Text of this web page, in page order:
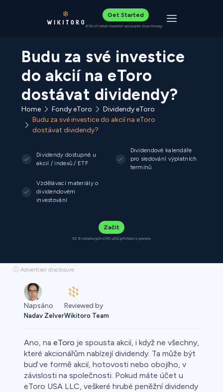
Get Started
61% of retail investor accounts lose money Toggle
Budu za své investice
do akcií na eToro
dostávat dividendy?
Home Fondy eToro
Dividendy eToro
Budu za své investice do akcií na eToro
dostávat dividendy?
Dividendy dostupné u
akcií / indexů / ETF
Dividendové kalendáře
pro sledování výplatních
termínů
Vzdělávací materiály o
dividendovém
investování
Začít
52 % retailových CFD účtů přichází o peníze.
ⓘ Advertiser disclosure
Napsáno
Nadav Zelver
Reviewed by
Wikitoro Team
Ano, na eToro je spousta akcií, i když ne všechny,
které akcionářům nabízejí dividendy. Ta může být
buď ve formě akcií, hotovosti nebo obojího, v
závislosti na společnosti. Pokud máte účet u
eToro USA LLC, veškeré hrubé peněžní dividendy